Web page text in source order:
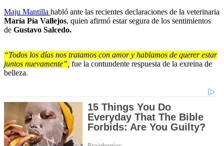
Maju Mantilla habló ante las recientes declaraciones de la veterinaria
María Pía Vallejos, quien afirmó estar segura de los sentimientos
de Gustavo Salcedo.
“Todos los días nos tratamos con amor y hablamos de querer estar
juntos nuevamente”, fue la contundente respuesta de la exreina de
belleza.